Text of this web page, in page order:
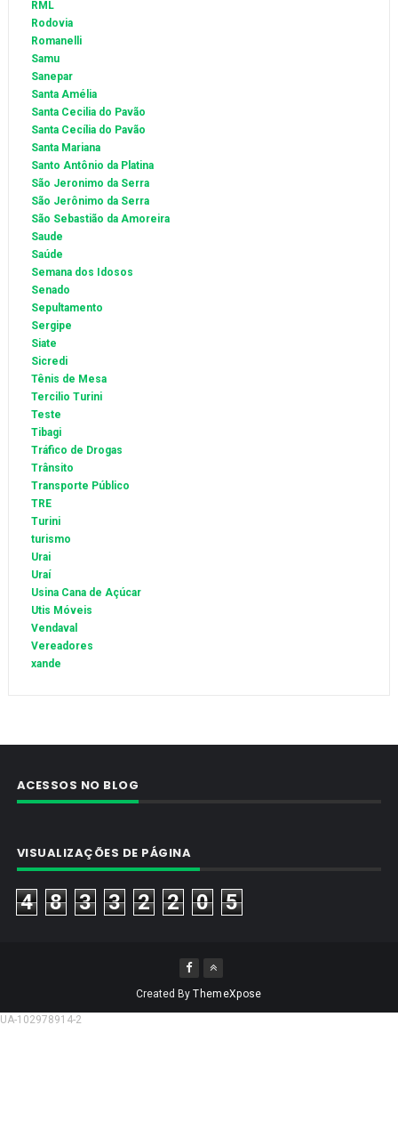
RML
Rodovia
Romanelli
Samu
Sanepar
Santa Amélia
Santa Cecilia do Pavão
Santa Cecília do Pavão
Santa Mariana
Santo Antônio da Platina
São Jeronimo da Serra
São Jerônimo da Serra
São Sebastião da Amoreira
Saude
Saúde
Semana dos Idosos
Senado
Sepultamento
Sergipe
Siate
Sicredi
Tênis de Mesa
Tercilio Turini
Teste
Tibagi
Tráfico de Drogas
Trânsito
Transporte Público
TRE
Turini
turismo
Urai
Uraí
Usina Cana de Açúcar
Utis Móveis
Vendaval
Vereadores
xande
ACESSOS NO BLOG
VISUALIZAÇÕES DE PÁGINA
4 8 3 3 2 2 0 5
Created ByThemeXpose
UA-102978914-2